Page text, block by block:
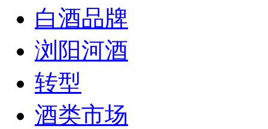
白酒品牌
浏阳河酒
转型
酒类市场